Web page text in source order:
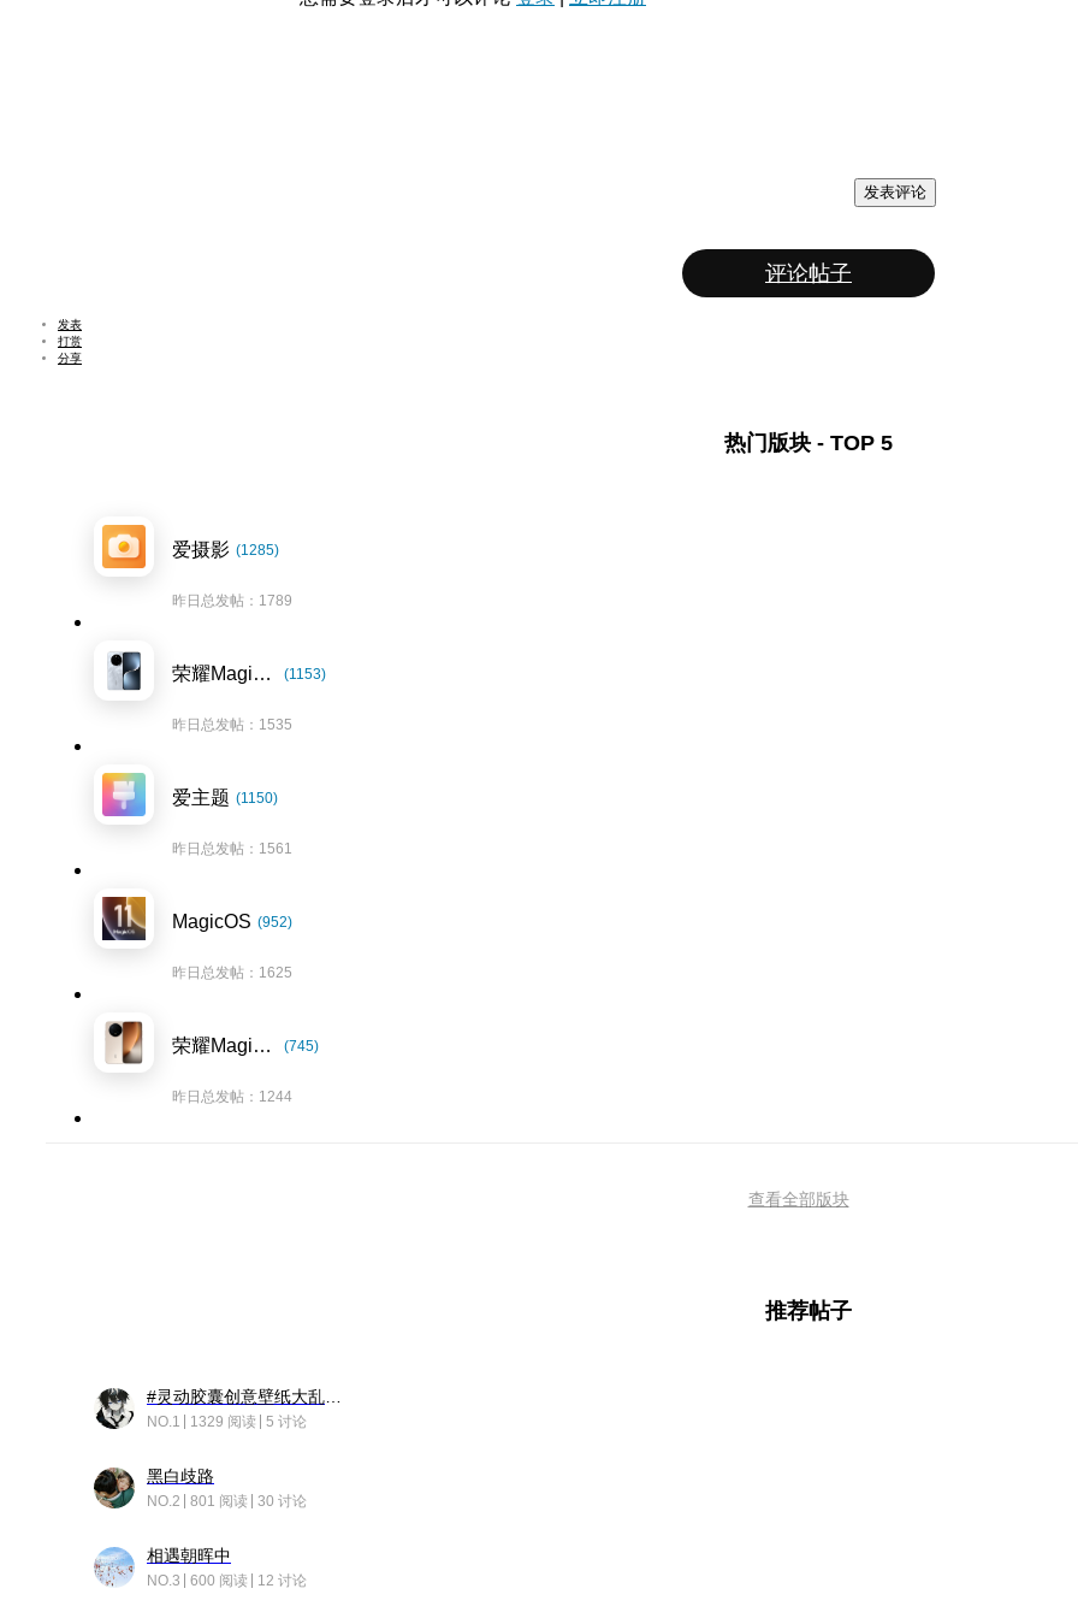
发表评论
评论帖子
发表
打赏
分享
热门版块 - TOP 5
爱摄影 (1285)
昨日总发帖：1789
荣耀Magic7系列 (1153)
昨日总发帖：1535
爱主题 (1150)
昨日总发帖：1561
MagicOS (952)
昨日总发帖：1625
荣耀Magic8系列 (745)
昨日总发帖：1244
查看全部版块
推荐帖子
NO.1 1329 阅读 5 讨论
黑白歧路
NO.2 801 阅读 30 讨论
相遇朝晖中
NO.3 600 阅读 12 讨论